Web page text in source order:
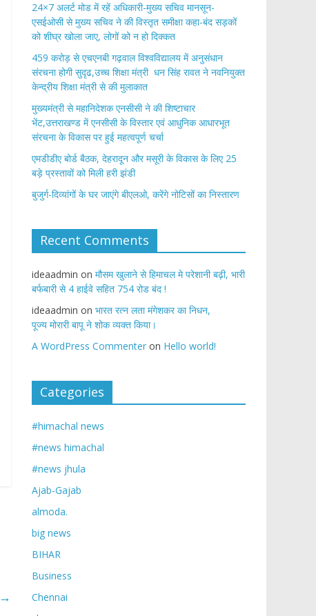
→
24×7 अलर्ट मोड में रहें अधिकारी-मुख्य सचिव मानसून-
एसईओसी से मुख्य सचिव ने की विस्तृत समीक्षा कहा-बंद सड़कों
को शीघ्र खोला जाए, लोगों को न हो दिक्कत
459 करोड़ से एचएनबी गढ़वाल विश्वविद्यालय में अनुसंधान
संरचना होगी सुदृढ,उच्च शिक्षा मंत्री धन सिंह रावत ने नवनियुक्त
केन्द्रीय शिक्षा मंत्री से की मुलाकात
मुख्यमंत्री से महानिदेशक एनसीसी ने की शिष्टाचार
भेंट,उत्तराखण्ड में एनसीसी के विस्तार एवं आधुनिक आधारभूत
संरचना के विकास पर हुई महत्वपूर्ण चर्चा
एमडीडीए बोर्ड बैठक, देहरादून और मसूरी के विकास के लिए 25
बड़े प्रस्तावों को मिली हरी झंडी
बुजुर्ग-दिव्यांगों के घर जाएंगे बीएलओ, करेंगे नोटिसों का निस्तारण
Recent Comments
ideaadmin on मौसम खुलाने से हिमाचल मे परेशानी बढ़ी, भारी
बर्फबारी से 4 हाईवे सहित 754 रोड बंद !
ideaadmin on भारत रत्न लता मंगेशकर का निधन,
पूज्य मोरारी बापू ने शोक व्यक्त किया।
A WordPress Commenter on Hello world!
Categories
#himachal news
#news himachal
#news jhula
Ajab-Gajab
almoda.
big news
BIHAR
Business
Chennai